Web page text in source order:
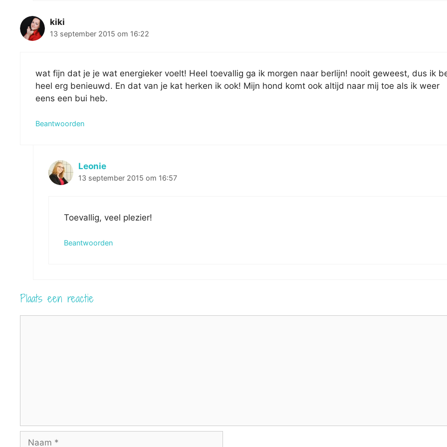
kiki
13 september 2015 om 16:22
wat fijn dat je je wat energieker voelt! Heel toevallig ga ik morgen naar berlijn! nooit geweest, dus ik
heel erg benieuwd. En dat van je kat herken ik ook! Mijn hond komt ook altijd naar mij toe als ik weer
eens een bui heb.
Beantwoorden
Leonie
13 september 2015 om 16:57
Toevallig, veel plezier!
Beantwoorden
Plaats een reactie